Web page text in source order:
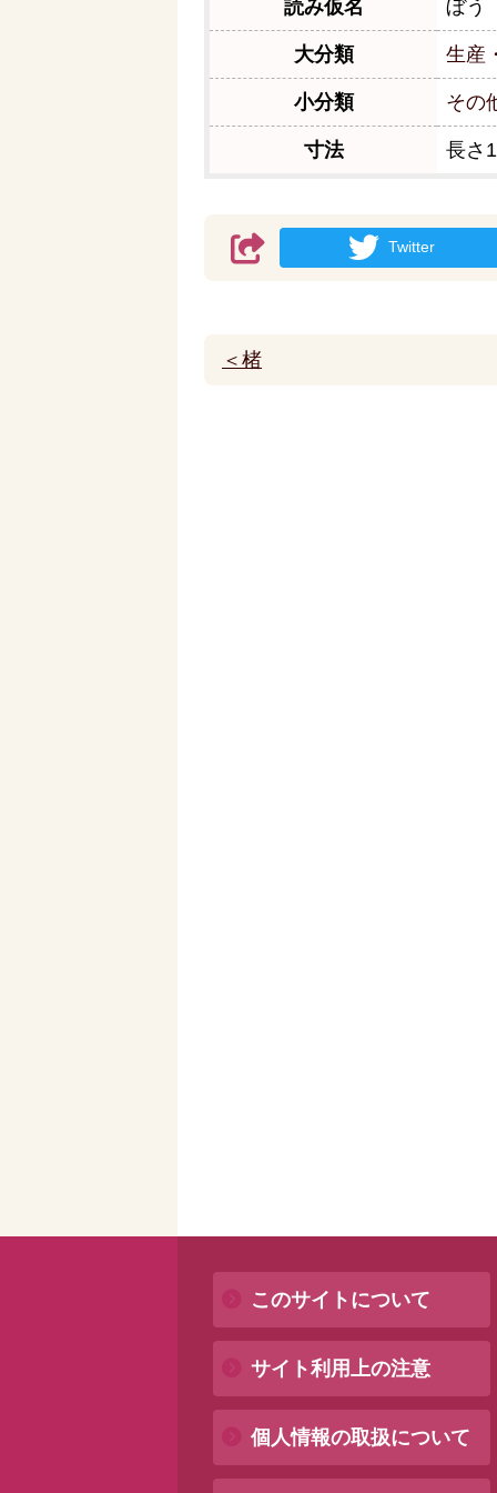
読み仮名 ぼう
大分類 生産
小分類 その
寸法 長さ
Twitter
＜楮
このサイトについて
サイト利用上の注意
個人情報の取扱について